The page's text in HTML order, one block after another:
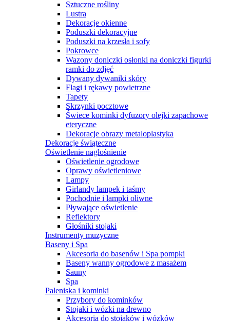
Sztuczne rośliny
Lustra
Dekoracje okienne
Poduszki dekoracyjne
Poduszki na krzesła i sofy
Pokrowce
Wazony doniczki osłonki na doniczki figurki
ramki do zdjęć
Dywany dywaniki skóry
Flagi i rękawy powietrzne
Tapety
Skrzynki pocztowe
Świece kominki dyfuzory olejki zapachowe
eteryczne
Dekoracje obrazy metaloplastyka
Dekoracje świąteczne
Oświetlenie nagłośnienie
Oświetlenie ogrodowe
Oprawy oświetleniowe
Lampy
Girlandy lampek i taśmy
Pochodnie i lampki oliwne
Pływające oświetlenie
Reflektory
Głośniki stojaki
Instrumenty muzyczne
Baseny i Spa
Akcesoria do basenów i Spa pompki
Baseny wanny ogrodowe z masażem
Sauny
Spa
Paleniska i kominki
Przybory do kominków
Stojaki i wózki na drewno
Akcesoria do stojaków i wózków